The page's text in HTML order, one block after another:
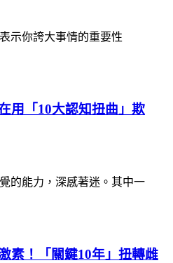
示你誇大事情的重要性
用「10大認知扭曲」欺
的能力，深感著迷。其中一
素！「關鍵10年」扭轉雌